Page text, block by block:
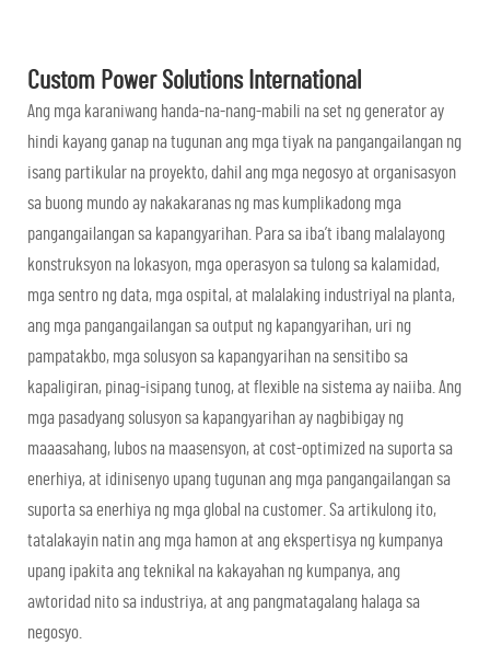
Custom Power Solutions International
Ang mga karaniwang handa-na-nang-mabili na set ng generator ay
hindi kayang ganap na tugunan ang mga tiyak na pangangailangan ng
isang partikular na proyekto, dahil ang mga negosyo at organisasyon
sa buong mundo ay nakakaranas ng mas kumplikadong mga
pangangailangan sa kapangyarihan. Para sa iba’t ibang malalayong
konstruksyon na lokasyon, mga operasyon sa tulong sa kalamidad,
mga sentro ng data, mga ospital, at malalaking industriyal na planta,
ang mga pangangailangan sa output ng kapangyarihan, uri ng
pampatakbo, mga solusyon sa kapangyarihan na sensitibo sa
kapaligiran, pinag-isipang tunog, at flexible na sistema ay naiiba. Ang
mga pasadyang solusyon sa kapangyarihan ay nagbibigay ng
maaasahang, lubos na maasensyon, at cost-optimized na suporta sa
enerhiya, at idinisenyo upang tugunan ang mga pangangailangan sa
suporta sa enerhiya ng mga global na customer. Sa artikulong ito,
tatalakayin natin ang mga hamon at ang ekspertisya ng kumpanya
upang ipakita ang teknikal na kakayahan ng kumpanya, ang
awtoridad nito sa industriya, at ang pangmatagalang halaga sa
negosyo.